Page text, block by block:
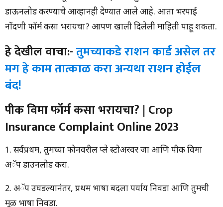
डाऊनलोड करण्याचे आव्हानही देण्यात आले आहे. आता भरपाई
नोंदणी फॉर्म कसा भरायचा? आपण खाली दिलेली माहिती पाहू शकता.
हे देखील वाचा:-तुमच्याकडे राशन कार्ड असेल तर
मग हे काम तात्काळ करा अन्यथा राशन होईल
बंद!
पीक विमा फॉर्म कसा भरायचा? | Crop
Insurance Complaint Online 2023
1. सर्वप्रथम, तुमच्या फोनवरील प्ले स्टोअरवर जा आणि पीक विमा
अॅप डाउनलोड करा.
2. अॅप उघडल्यानंतर, प्रथम भाषा बदला पर्याय निवडा आणि तुमची
मूळ भाषा निवडा.